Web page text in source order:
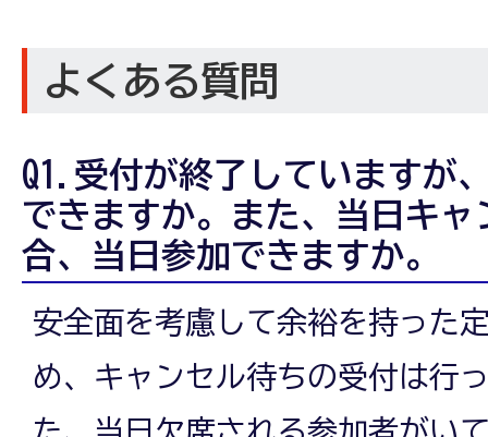
よくある質問
Q1.受付が終了していますが
できますか。また、当日キ
合、当日参加できますか。
安全面を考慮して余裕を持った
め、キャンセル待ちの受付は行
た、当日欠席される参加者がい